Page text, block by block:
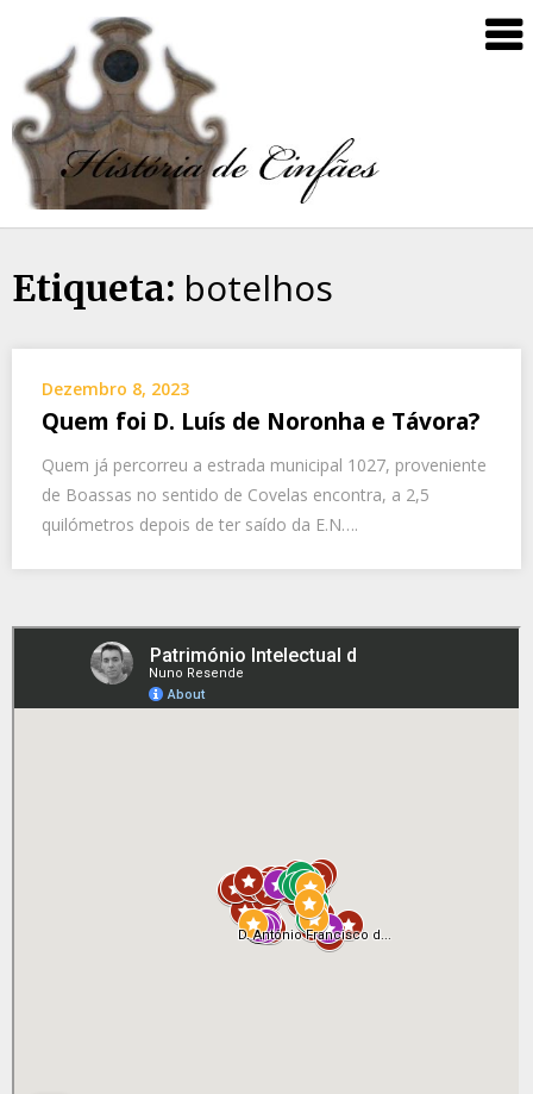
Etiqueta: botelhos
Dezembro 8, 2023
Quem foi D. Luís de Noronha e Távora?
Quem já percorreu a estrada municipal 1027, proveniente
de Boassas no sentido de Covelas encontra, a 2,5
quilómetros depois de ter saído da E.N….